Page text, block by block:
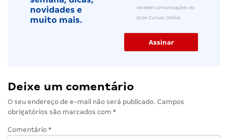
novidades e
muito mais.
receber comunicações do
Gran Cursos Online.
Deixe um comentário
O seu endereço de e-mail não será publicado. Campos
obrigatórios são marcados com *
Comentário *